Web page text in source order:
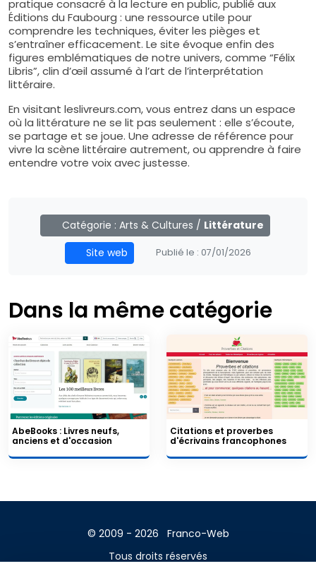
pratique consacré à la lecture en public, publié aux
Éditions du Faubourg : une ressource utile pour
comprendre les techniques, éviter les pièges et
s’entraîner efficacement. Le site évoque enfin des
figures emblématiques de notre univers, comme “Félix
Libris”, clin d’œil assumé à l’art de l’interprétation
littéraire.
En visitant leslivreurs.com, vous entrez dans un espace
où la littérature ne se lit pas seulement : elle s’écoute,
se partage et se joue. Une adresse de référence pour
vivre la scène littéraire autrement, ou apprendre à faire
entendre votre voix avec justesse.
Catégorie : Arts & Cultures / Littérature
Site web
Publié le : 07/01/2026
Dans la même catégorie
AbeBooks : Livres neufs,
anciens et d'occasion
Citations et proverbes
d'écrivains francophones
© 2009 - 2026
Franco-Web
Tous droits réservés